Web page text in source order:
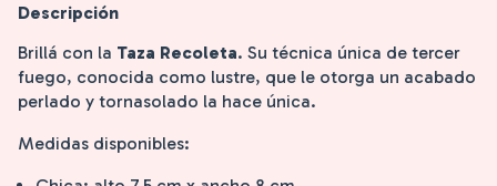
Descripción
Brillá con la Taza Recoleta. Su técnica única de tercer
fuego, conocida como lustre, que le otorga un acabado
perlado y tornasolado la hace única.
Medidas disponibles: